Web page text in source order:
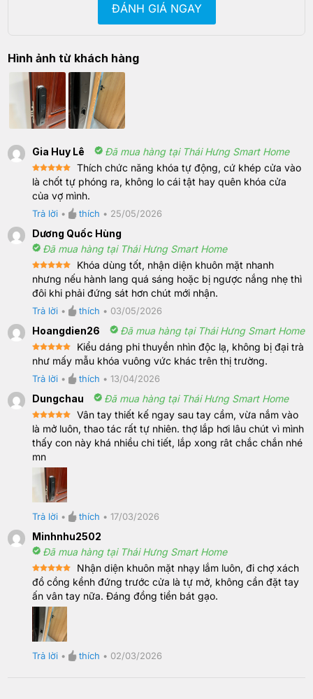
ĐÁNH GIÁ NGAY
Hình ảnh từ khách hàng
Gia Huy Lê Đã mua hàng tại Thái Hưng Smart Home
Rated5
out of 5
Thích chức năng khóa tự động, cứ khép cửa vào
là chốt tự phóng ra, không lo cái tật hay quên khóa cửa
của vợ mình.
Trả lời • thích • 25/05/2026
Dương Quốc Hùng
Đã mua hàng tại Thái Hưng Smart Home
Rated5
out of 5
Khóa dùng tốt, nhận diện khuôn mặt nhanh
nhưng nếu hành lang quá sáng hoặc bị ngược nắng nhẹ thì
đôi khi phải đứng sát hơn chút mới nhận.
Trả lời • thích • 03/05/2026
Hoangdien26 Đã mua hàng tại Thái Hưng Smart Home
Rated5
out of 5
Kiểu dáng phi thuyền nhìn độc lạ, không bị đại trà
như mấy mẫu khóa vuông vức khác trên thị trường.
Trả lời • thích •13/04/2026
Dungchau Đã mua hàng tại Thái Hưng Smart Home
Rated5
out of 5
Vân tay thiết kế ngay sau tay cầm, vừa nắm vào
là mở luôn, thao tác rất tự nhiên. thợ lắp hơi lâu chút vì mình
thấy con này khá nhiều chi tiết, lắp xong rât chắc chắn nhé
mn
Trả lời • thích •17/03/2026
Minhnhu2502
Đã mua hàng tại Thái Hưng Smart Home
Rated5
out of 5
Nhận diện khuôn mặt nhạy lắm luôn, đi chợ xách
đồ cồng kềnh đứng trước cửa là tự mở, không cần đặt tay
ấn vân tay nữa. Đáng đồng tiền bát gạo.
Trả lời • thích • 02/03/2026